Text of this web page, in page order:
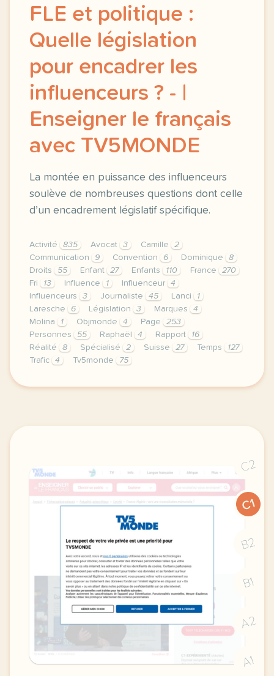
FLE et politique :
Quelle législation
pour encadrer les
influenceurs ? - |
Enseigner le français
avec TV5MONDE
La montée en puissance des influenceurs
soulève de nombreuses questions dont celle
d’un encadrement législatif spécifique.
Activité 835 Avocat 3 Camille
2
Communication
9 Convention 6 Dominique
8
Droits
55 Enfant 27 Enfants 110 France
270
Fri
13 Influence 1 Influenceur
4
Influenceurs
3 Journaliste 45 Lanci
1
Laresche
6 Législation 3 Marques
4
Molina
1 Objmonde 4 Page
253
Personnes
55 Raphaël 4 Rapport
16
Réalité
8 Spécialisé 2 Suisse 27 Temps
127
Trafic
4 Tv5monde 75
le respect de votre vie privee est une priorite
C2
C1
B2
B1
A2
A1